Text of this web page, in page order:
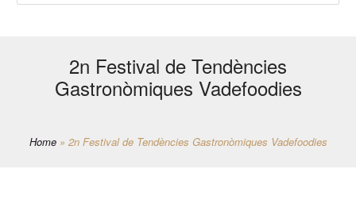
2n Festival de Tendències
Gastronòmiques Vadefoodies
Home » 2n Festival de Tendències Gastronòmiques Vadefoodies